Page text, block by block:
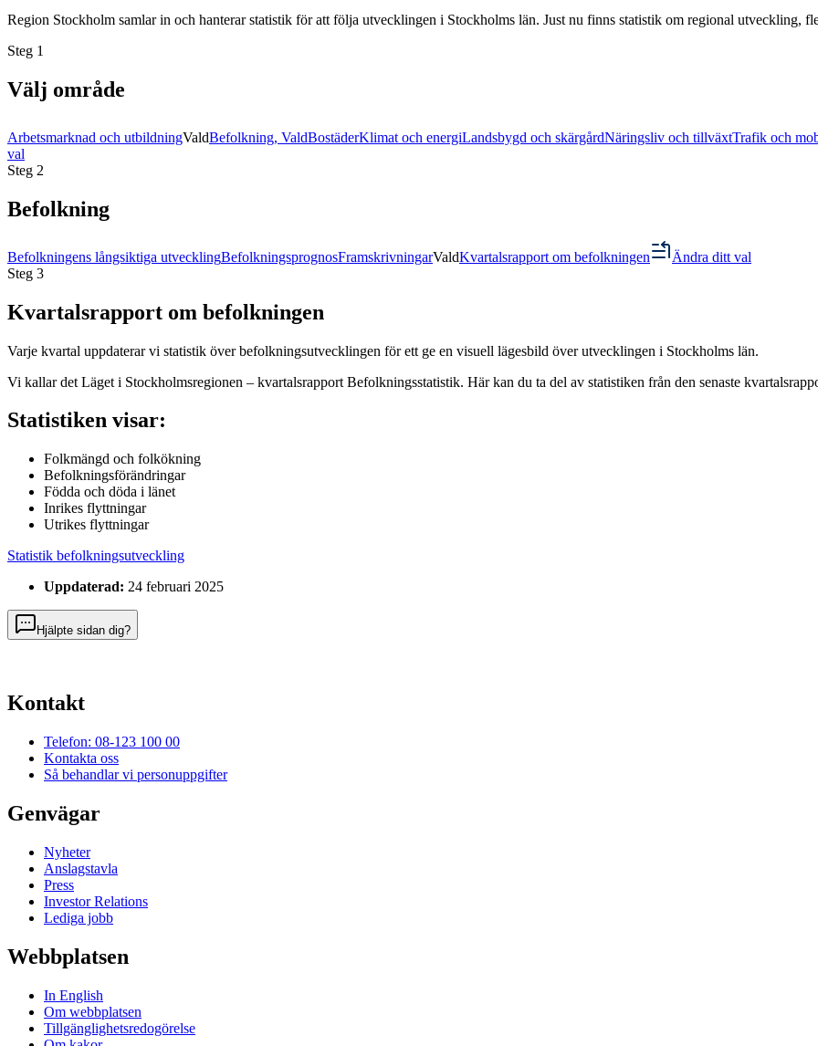
Region Stockholm samlar in och hanterar statistik för att följa utvecklingen i Stockholms län. Just nu finns statistik om regional utveckling,
Steg 1
Välj område
Arbetsmarknad och utbildningValdBefolkning, ValdBostäderKlimat och energiLandsbygd och skärgårdNäringsliv och tillväxtTrafik och
val
Steg 2
Befolkning
Befolkningens långsiktiga utvecklingBefolkningsprognosFramskrivningarValdKvartalsrapport om befolkningen
Ändra ditt val
Steg 3
Kvartalsrapport om befolkningen
Varje kvartal uppdaterar vi statistik över befolkningsutvecklingen för ett ge en visuell lägesbild över utvecklingen i Stockholms län.
Vi kallar det Läget i Stockholmsregionen – kvartalsrapport Befolkningsstatistik. Här kan du ta del av statistiken från den senaste
Statistiken visar:
Folkmängd och folkökning
Befolkningsförändringar
Födda och döda i länet
Inrikes flyttningar
Utrikes flyttningar
Statistik befolkningsutveckling
Uppdaterad: 24 februari 2025
Hjälpte sidan dig?
Kontakt
Telefon: 08-123 100 00
Kontakta oss
Så behandlar vi personuppgifter
Genvägar
Nyheter
Anslagstavla
Press
Investor Relations
Lediga jobb
Webbplatsen
In English
Om webbplatsen
Tillgänglighetsredogörelse